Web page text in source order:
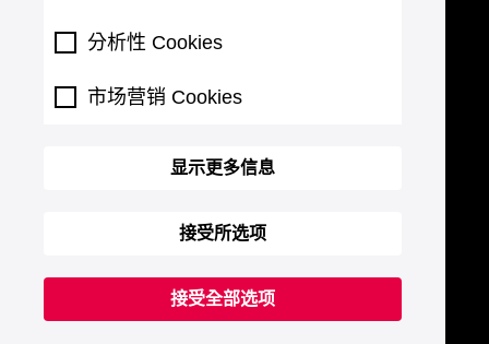
分析性 Cookies
市场营销 Cookies
显示更多信息
接受所选项
接受全部选项